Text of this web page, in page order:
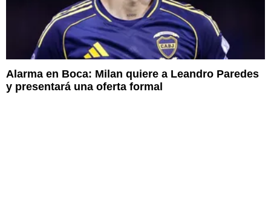
Alarma en Boca: Milan quiere a Leandro Paredes
y presentará una oferta formal